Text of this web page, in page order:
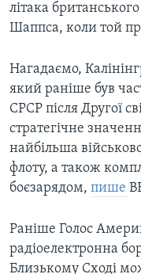
літака
Шаппса, коли той
Нагадаємо,
який раніше був
СРСР після Другої
стратегічне
найбільша
флоту, а також
боєзарядом, пише
Раніше Голос
радіоелектронна
Близькому Сході